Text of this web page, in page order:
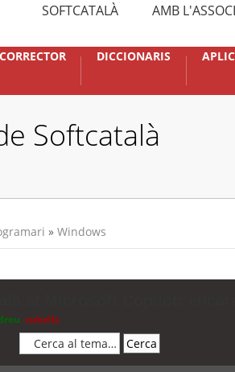
SOFTCATALÀ
AMB
CORRECTOR DICCIONARIS
Softcatalà
» Windows
cubells